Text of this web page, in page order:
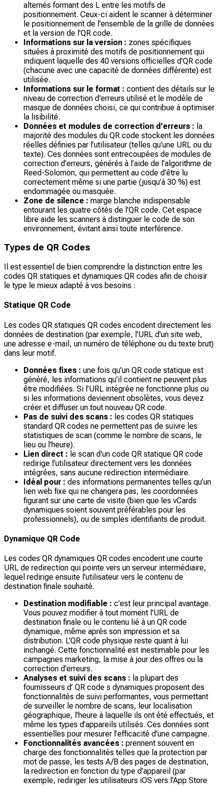
alternés formant des L entre les motifs de
positionnement. Ceux-ci aident le scanner à déterminer
le positionnement de l'ensemble de la grille de données
et la version de l'QR code.
Informations sur la version : zones spécifiques
situées à proximité des motifs de positionnement qui
indiquent laquelle des 40 versions officielles d'QR code
(chacune avec une capacité de données différente) est
utilisée.
Informations sur le format : contient des détails sur le
niveau de correction d'erreurs utilisé et le modèle de
masque de données choisi, ce qui contribue à optimiser
la lisibilité.
Données et modules de correction d’erreurs : la
majorité des modules du QR code stockent les données
réelles définies par l’utilisateur (telles qu’une URL ou du
texte). Ces données sont entrecoupées de modules de
correction d’erreurs, générés à l’aide de l’algorithme de
Reed-Solomon, qui permettent au code d’être lu
correctement même si une partie (jusqu’à 30 %) est
endommagée ou masquée.
Zone de silence : marge blanche indispensable
entourant les quatre côtés de l'QR code. Cet espace
libre aide les scanners à distinguer le code de son
environnement, évitant ainsi toute interférence.
Types de QR Codes
Il est essentiel de bien comprendre la distinction entre les
codes QR statiques et dynamiques QR codes afin de choisir
le type le mieux adapté à vos besoins :
Statique QR Code
Les codes QR statiques QR codes encodent directement les
données de destination (par exemple, l'URL d'un site web,
une adresse e-mail, un numéro de téléphone ou du texte brut)
dans leur motif.
Données fixes : une fois qu’un QR code statique est
généré, les informations qu’il contient ne peuvent plus
être modifiées. Si l’URL intégrée ne fonctionne plus ou
si les informations deviennent obsolètes, vous devez
créer et diffuser un tout nouveau QR code.
Pas de suivi des scans : les codes QR statiques
standard QR codes ne permettent pas de suivre les
statistiques de scan (comme le nombre de scans, le
lieu ou l'heure).
Lien direct : le scan d'un code QR statique QR code
redirige l'utilisateur directement vers les données
intégrées, sans aucune redirection intermédiaire.
Idéal pour : des informations permanentes telles qu’un
lien web fixe qui ne changera pas, les coordonnées
figurant sur une carte de visite (bien que les vCards
dynamiques soient souvent préférables pour les
professionnels), ou de simples identifiants de produit.
Dynamique QR Code
Les codes QR dynamiques QR codes encodent une courte
URL de redirection qui pointe vers un serveur intermédiaire,
lequel redirige ensuite l'utilisateur vers le contenu de
destination finale souhaité.
Destination modifiable : c'est leur principal avantage.
Vous pouvez modifier à tout moment l'URL de
destination finale ou le contenu lié à un QR code
dynamique, même après son impression et sa
distribution. L'QR code physique reste quant à lui
inchangé. Cette fonctionnalité est inestimable pour les
campagnes marketing, la mise à jour des offres ou la
correction d'erreurs.
Analyses et suivi des scans : la plupart des
fournisseurs d’ QR code s dynamiques proposent des
fonctionnalités de suivi performantes, vous permettant
de surveiller le nombre de scans, leur localisation
géographique, l’heure à laquelle ils ont été effectués, et
même les types d’appareils utilisés. Ces données sont
essentielles pour mesurer l’efficacité d’une campagne.
Fonctionnalités avancées : prennent souvent en
charge des fonctionnalités telles que la protection par
mot de passe, les tests A/B des pages de destination,
la redirection en fonction du type d'appareil (par
exemple, rediriger les utilisateurs iOS vers l'App Store